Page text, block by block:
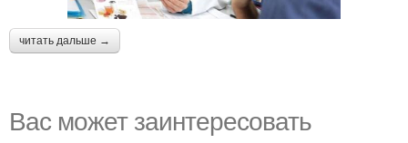
читать дальше →
Вас может заинтересовать